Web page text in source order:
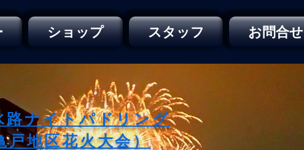
ショップ スタッフ お問合せ
路ナイトパドリング
戸地区花火大会）